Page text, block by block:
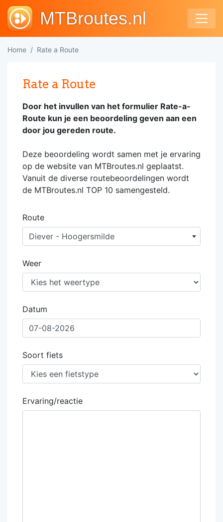
MTBroutes.nl
Home Rate a Route
Rate a Route
Door het invullen van het formulier Rate-a-
Route kun je een beoordeling geven aan een
door jou gereden route.
Deze beoordeling wordt samen met je ervaring
op de website van MTBroutes.nl geplaatst.
Vanuit de diverse routebeoordelingen wordt
de MTBroutes.nl TOP 10 samengesteld.
Route
Diever - Hoogersmilde
Weer
Datum
Soort fiets
Ervaring/reactie